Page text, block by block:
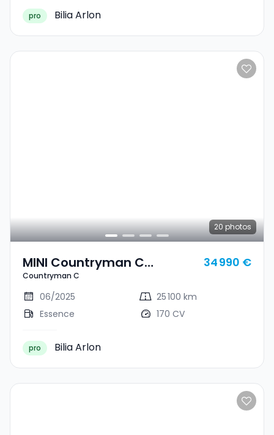
pro Bilia Arlon
20 photos
MINI Countryman C
Countryman C
Countryman C
34 990 €
06/2025
25 100 km
Essence
170 CV
pro Bilia Arlon